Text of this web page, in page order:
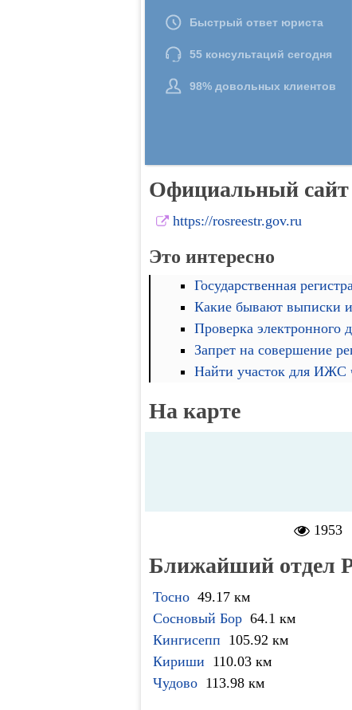
Официальный сайт
https://rosreestr.gov.ru
Это интересно
Государственная
Какие бывают выписки
Проверка электронного
Запрет на совершение
Найти участок для ИЖС
На карте
1953
Ближайший отдел
Тосно 49.17 км
Сосновый Бор 64.1 км
Кингисепп 105.92 км
Кириши 110.03 км
Чудово 113.98 км